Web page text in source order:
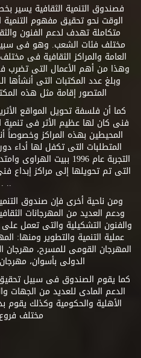
فصندوق التنمية الثقافية
الوقت نحو تحقيق مفهوم
متكاملة تهدف لدعم الفنون
مختلف فئات الشعب. وهو فى
العامة والمراكز الثقافية فى
وهذا من أهم الأعمال التى تضرب
وبلغ عدد المكتبات التى
المتصور إقامة مثل هذه المكتبات
كما أن فلسفة تحويل المواقع
فنى كان لها عظيم الأثر فى
المحيطين بهذه المراكز وخصوصاً
المتطلبات التى تكفل لها أداء
التجربة عام 1996 ببيت
.. .
ومن ناحية أخرى فإن صندوق
ودعم العديد من المهرجانات
والفنون التشكيلية والتى تعمل
عملية التنمية والتطوير ومنها:
المهرجان القومى للمسرح، مهرجان
الدولى بأسوان،
كما يقوم الصندوق فى سبيل تحقيق
الدعم المادى للعديد من الجهات
الأهلية والحكومية وكذلك يقوم
مختلف